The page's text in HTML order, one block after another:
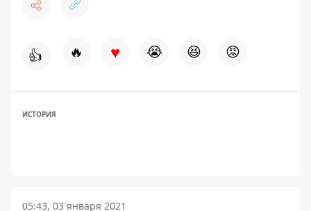
👍 🔥 ♥ 😭 😆 😡
ИСТОРИЯ
05:43, 03 января 2021